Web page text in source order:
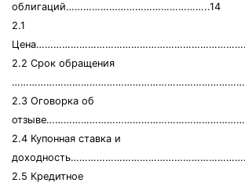
облигаций…………………………………………..14
2.1
2.2 Срок обращения
2.3 Оговорка об
2.4 Купонная ставка и
2.5 Кредитное